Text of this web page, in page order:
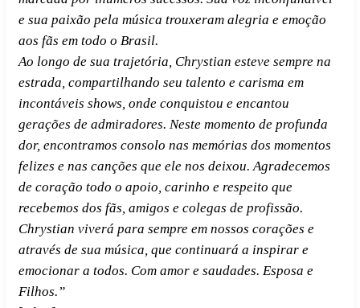
e sua paixão pela música trouxeram alegria e emoção
aos fãs em todo o Brasil.
Ao longo de sua trajetória, Chrystian esteve sempre na
estrada, compartilhando seu talento e carisma em
incontáveis shows, onde conquistou e encantou
gerações de admiradores. Neste momento de profunda
dor, encontramos consolo nas memórias dos momentos
felizes e nas canções que ele nos deixou.Agradecemos
de coração todo o apoio, carinho e respeito que
recebemos dos fãs, amigos e colegas de profissão.
Chrystian viverá para sempre em nossos corações e
através de sua música, que continuará a inspirar e
emocionar a todos. Com amor e saudades. Esposa e
Filhos.”